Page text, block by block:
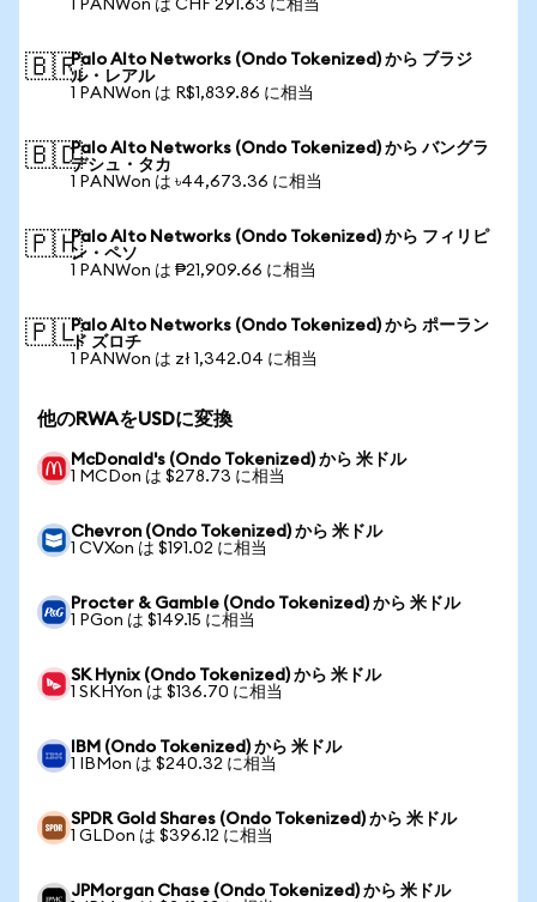
1 PANWon は CHF 291.63 に相当
🇧🇷Palo Alto Networks (Ondo Tokenized) から ブラジ
ル・レアル
1 PANWon は R$1,839.86 に相当
🇧🇩Palo Alto Networks (Ondo Tokenized) から バングラ
デシュ・タカ
1 PANWon は ৳44,673.36 に相当
🇵🇭Palo Alto Networks (Ondo Tokenized) から フィリピ
ン・ペソ
1 PANWon は ₱21,909.66 に相当
🇵🇱Palo Alto Networks (Ondo Tokenized) から ポーラン
ド ズロチ
1 PANWon は zł 1,342.04 に相当
他のRWAをUSDに変換
McDonald's (Ondo Tokenized) から 米ドル
1 MCDon は $278.73 に相当
Chevron (Ondo Tokenized) から 米ドル
1 CVXon は $191.02 に相当
Procter & Gamble (Ondo Tokenized) から 米ドル
1 PGon は $149.15 に相当
SK Hynix (Ondo Tokenized) から 米ドル
1 SKHYon は $136.70 に相当
IBM (Ondo Tokenized) から 米ドル
1 IBMon は $240.32 に相当
SPDR Gold Shares (Ondo Tokenized) から 米ドル
1 GLDon は $396.12 に相当
JPMorgan Chase (Ondo Tokenized) から 米ドル